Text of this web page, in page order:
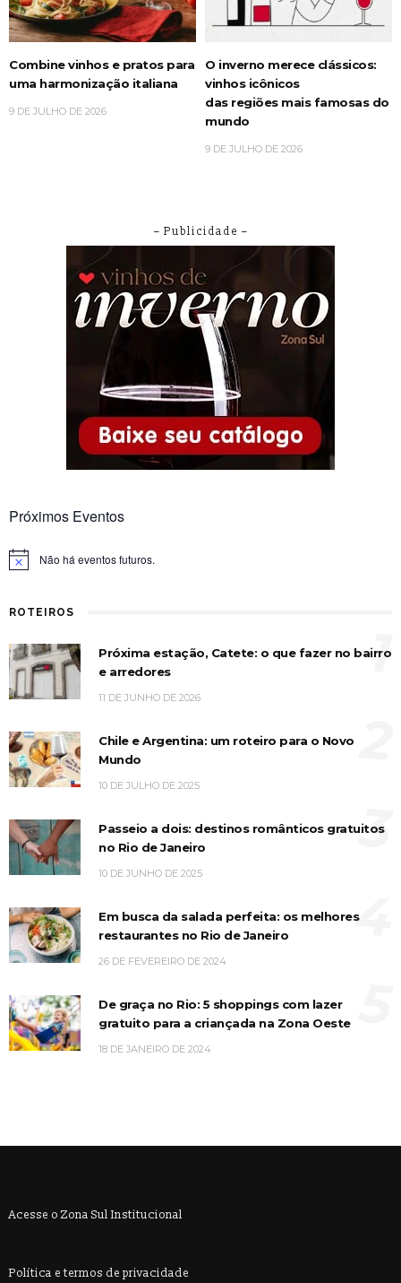
Combine vinhos e pratos para
uma harmonização italiana
9 DE JULHO DE 2026
O inverno merece clássicos:
vinhos icônicos
das regiões mais famosas do
mundo
9 DE JULHO DE 2026
– Publicidade –
Próximos Eventos
Notice Não há eventos futuros.
ROTEIROS
Próxima estação, Catete: o que fazer no bairro
e arredores
11 DE JUNHO DE 2026
1
Chile e Argentina: um roteiro para o Novo
Mundo
10 DE JULHO DE 2025
Passeio a dois: destinos românticos gratuitos
no Rio de Janeiro
10 DE JUNHO DE 2025
3
Em busca da salada perfeita: os melhores
restaurantes no Rio de Janeiro
26 DE FEVEREIRO DE 2024
4
De graça no Rio: 5 shoppings com lazer
gratuito para a criançada na Zona Oeste
18 DE JANEIRO DE 2024
Acesse o Zona Sul Institucional
Política e termos de privacidade